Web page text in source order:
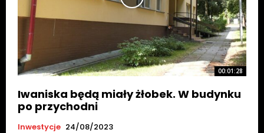
00:01:28
Iwaniska będą miały żłobek. W budynku
po przychodni
Inwestycje 24/08/2023